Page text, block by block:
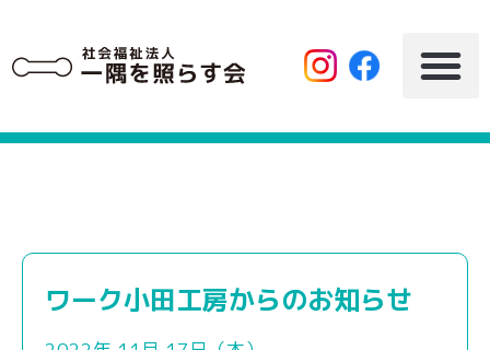
ワーク小田工房からのお知らせ